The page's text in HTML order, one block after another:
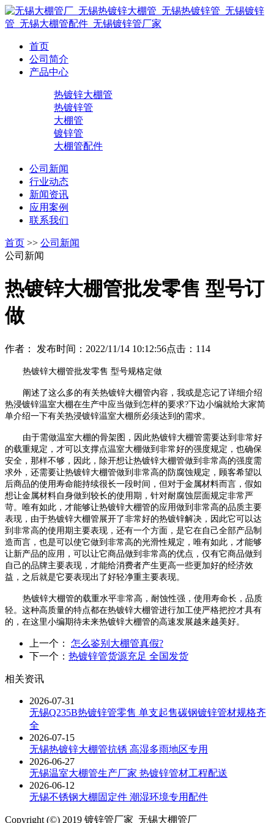
首页
公司简介
产品中心
热镀锌大棚管
热镀锌管
大棚管
镀锌管
大棚管配件
公司新闻
行业动态
新闻资讯
应用案例
联系我们
首页 >> 公司新闻
公司新闻
热镀锌大棚管批发零售 型号订
做
作者： 发布时间：2022/11/14 10:12:56点击： 114
热镀锌大棚管批发零售 型号规格定做
阐述了这么多的有关热镀锌大棚管内容，我或是忘记了详细介绍
热浸镀锌温室大棚在生产中应当做到怎样的要求?下边小编就给大家简
单介绍一下有关热浸镀锌温室大棚所必须达到的需求。
由于需做温室大棚的骨架图，因此热镀锌大棚管需要达到非常好
的载重规定，才可以支撑点温室大棚做到非常好的强度规定，也确保
安全，那样不够，因此，除开想让热镀锌大棚管做到非常高的强度需
求外，还需要让热镀锌大棚管做到非常高的防腐蚀规定，顾客希望以
后商品的使用寿命能持续很长一段时间，但对于金属材料而言，假如
想让金属材料自身做到较长的使用期，针对耐腐蚀层面规定非常严
苛。唯有如此，才能够让热镀锌大棚管的应用做到非常高的品质主要
表现，由于热镀锌大棚管展开了非常好的热镀锌解决，因此它可以达
到非常高的使用期主要表现，还有一个方面，是它在自己全部产品制
造而言，也是可以使它做到非常高的光滑性规定，唯有如此，才能够
让新产品的应用，可以让它商品做到非常高的优点，仅有它商品做到
自己的品牌主要表现，才能给消费者产生更高一些更加好的经济效
益，之后就是它要表现出了好轻净重主要表现。
热镀锌大棚管的载重水平非常高，耐蚀性强，使用寿命长，品质
轻。这种高质量的特点都在热镀锌大棚管进行加工使严格把控才具有
的，在这里小编期待未来热镀锌大棚管的高速发展越来越美好。
上一个： 怎么鉴别大棚管真假?
下一个： 热镀锌管货源充足 全国发货
相关资讯
2026-07-31
无锡Q235B热镀锌管零售 单支起售碳钢镀锌管材规格齐
全
2026-07-15
无锡热镀锌大棚管抗锈 高湿多雨地区专用
2026-06-27
无锡温室大棚管生产厂家 热镀锌管材工程配送
2026-06-12
无锡不锈钢大棚固定件 潮湿环境专用配件
Copyright (©) 2019 镀锌管厂家_无锡大棚管厂